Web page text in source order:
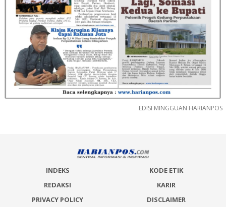
EDISI MINGGUAN HARIANPOS
INDEKS
KODE ETIK
REDAKSI
KARIR
PRIVACY POLICY
DISCLAIMER